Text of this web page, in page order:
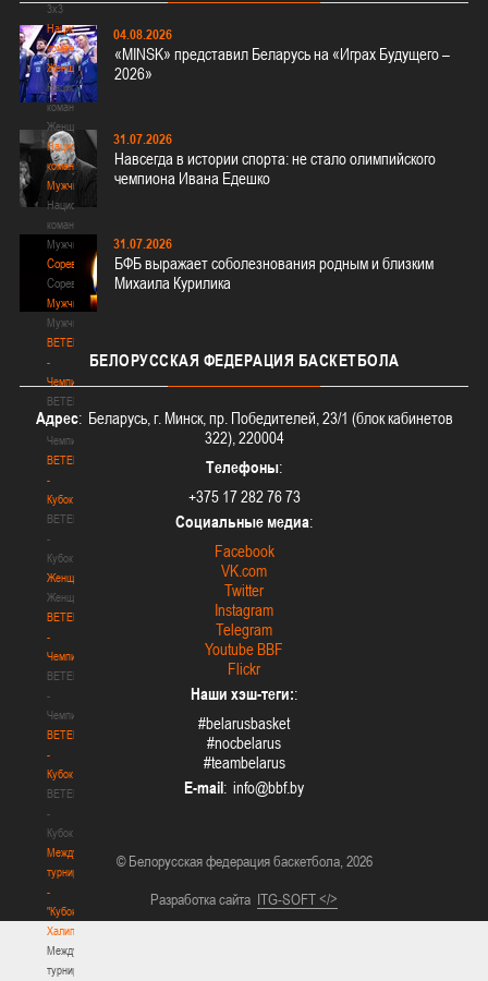
3х3
Национальная
команда.
Женщины
Национальная
команда.
Женщины
Национальная
команда.
Мужчины
Национальная
команда.
Мужчины
Соревнования
Соревнования
Мужчины
Мужчины
BETERA
-
Чемпионат
BETERA
-
Чемпионат
BETERA
-
Кубок
BETERA
-
Кубок
Женщины
Женщины
BETERA
-
Чемпионат
BETERA
-
Чемпионат
BETERA
-
Кубок
BETERA
-
Кубок
Международный
турнир
-
"Кубок
Халипского"
Международный
турнир
04.08.2026
«MINSK» представил Беларусь на «Играх Будущего –
2026»
31.07.2026
Навсегда в истории спорта: не стало олимпийского
чемпиона Ивана Едешко
31.07.2026
БФБ выражает соболезнования родным и близким
Михаила Курилика
БЕЛОРУССКАЯ ФЕДЕРАЦИЯ БАСКЕТБОЛА
Адрес: Беларусь, г. Минск, пр. Победителей, 23/1 (блок кабинетов
322), 220004
Телефоны:
+375 17 282 76 73
Социальные медиа:
Facebook
VK.com
Twitter
Instagram
Telegram
Youtube BBF
Flickr
Наши хэш-теги::
#belarusbasket
#nocbelarus
#teambelarus
E-mail:
© Белорусская федерация баскетбола, 2026
Разработка сайта ITG-SOFT </>